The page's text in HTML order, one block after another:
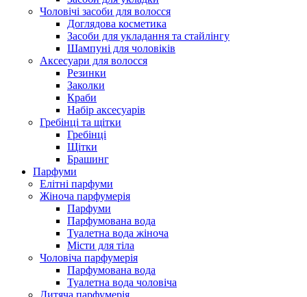
Чоловічі засоби для волосся
Доглядова косметика
Засоби для укладання та стайлінгу
Шампуні для чоловіків
Аксесуари для волосся
Резинки
Заколки
Краби
Набір аксесуарів
Гребінці та щітки
Гребінці
Щітки
Брашинг
Парфуми
Елітні парфуми
Жіноча парфумерія
Парфуми
Парфумована вода
Туалетна вода жіноча
Місти для тіла
Чоловіча парфумерія
Парфумована вода
Туалетна вода чоловіча
Дитяча парфумерія